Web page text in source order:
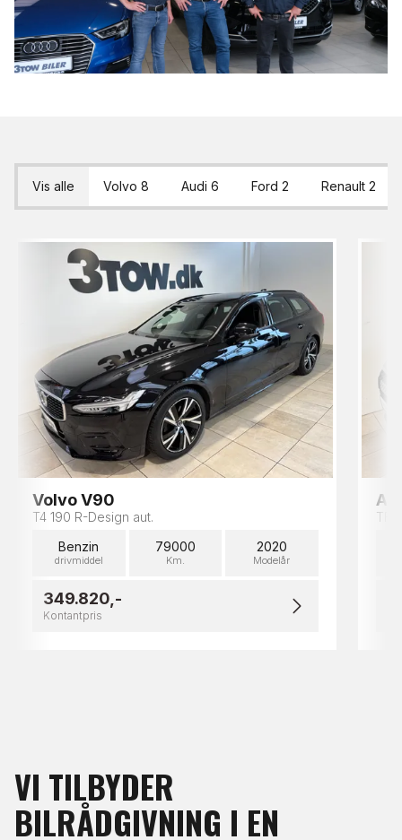
Vis alle Volvo 8 Audi 6 Ford 2 Renault 2
Volvo V90
T4 190 R-Design aut.
Benzin
drivmiddel
79000
Km.
2020
Modelår
349.820,-
Kontantpris
VI TILBYDER
BILRÅDGIVNING I EN